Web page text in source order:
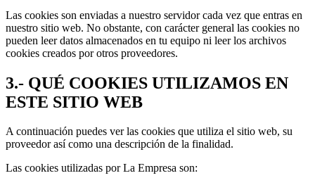
Las cookies son enviadas a nuestro servidor cada vez que entras en
nuestro sitio web. No obstante, con carácter general las cookies no
pueden leer datos almacenados en tu equipo ni leer los archivos
cookies creados por otros proveedores.
3.- QUÉ COOKIES UTILIZAMOS EN
ESTE SITIO WEB
A continuación puedes ver las cookies que utiliza el sitio web, su
proveedor así como una descripción de la finalidad.
Las cookies utilizadas por La Empresa son: